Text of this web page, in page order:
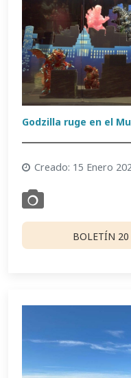
Godzilla ruge en el
Creado: 15 Enero
BOLETÍN 20